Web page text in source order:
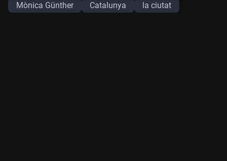
Mònica Günther Catalunya la ciutat